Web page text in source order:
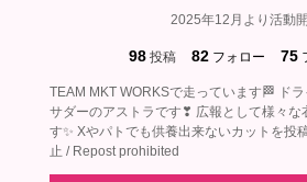
2025年12月より活動
98 投稿 82 フォロー 75
TEAM MKT WORKSで走っています🏁 ド
サダーのアストラです❣ 広報として様々な
す✨ Xやパトでも供養出来ないカットを投
止 / Repost prohibited